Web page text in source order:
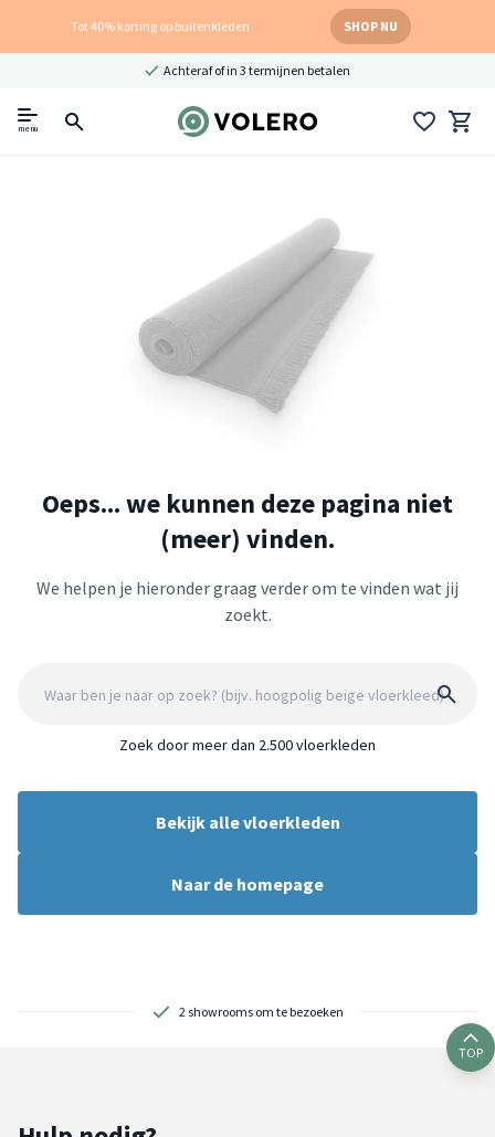
Tot 40% korting op buitenkleden SHOP NU
Achteraf of in 3 termijnen betalen
menu
Oeps... we kunnen deze pagina niet
(meer) vinden.
We helpen je hieronder graag verder om te vinden wat jij
zoekt.
Zoek door meer dan 2.500 vloerkleden
Bekijk alle vloerkleden
Naar de homepage
2 showrooms om te bezoeken
TOP